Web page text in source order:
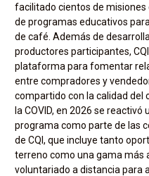
facilitado cientos de misiones
de programas educativos
de café. Además de
productores participantes,
plataforma para fomentar
entre compradores y
compartido con la calidad del
la COVID, en 2026 se reactivó
programa como parte de las
de CQI, que incluye tanto
terreno como una gama más
voluntariado a distancia para